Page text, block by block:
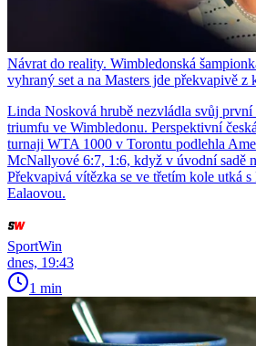
Návrat do reality. Wimbledonská
vyhraný set a na Masters jde překvapivě z
Linda Nosková hrubě nezvládla svůj první
triumfu ve Wimbledonu. Perspektivní
turnaji WTA 1000 v Torontu podlehla
McNallyové 6:7, 1:6, když v úvodní sadě
Překvapivá vítězka se ve třetím kole utká
Ealaovou.
SportWin
dnes, 19:43
1 min